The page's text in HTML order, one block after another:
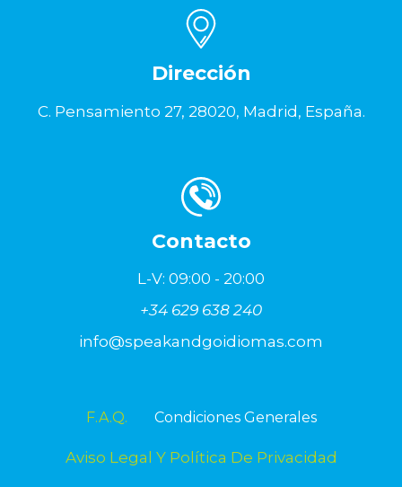
Dirección
C. Pensamiento 27, 28020, Madrid, España.
Contacto
L-V: 09:00 - 20:00
+34 629 638 240
info@speakandgoidiomas.com
F.A.Q. Condiciones Generales
Aviso Legal Y Política De Privacidad